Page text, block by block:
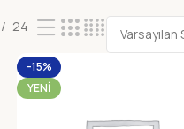
24
-15%
YENI